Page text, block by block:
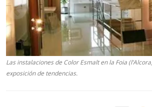
Las instalaciones de Color Esmalt en la Foia
exposición de tendencias.